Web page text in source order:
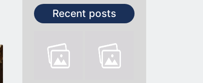
Recent posts